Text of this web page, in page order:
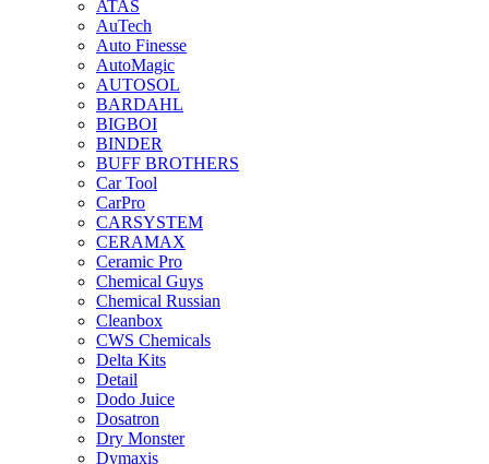
ATAS
AuTech
Auto Finesse
AutoMagic
AUTOSOL
BARDAHL
BIGBOI
BINDER
BUFF BROTHERS
Car Tool
CarPro
CARSYSTEM
CERAMAX
Ceramic Pro
Chemical Guys
Chemical Russian
Cleanbox
CWS Chemicals
Delta Kits
Detail
Dodo Juice
Dosatron
Dry Monster
Dymaxis